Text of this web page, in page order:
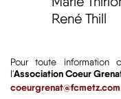
René Thill
Pour toute information
l'Association Coeur
coeurgrenat@fcmetz.com